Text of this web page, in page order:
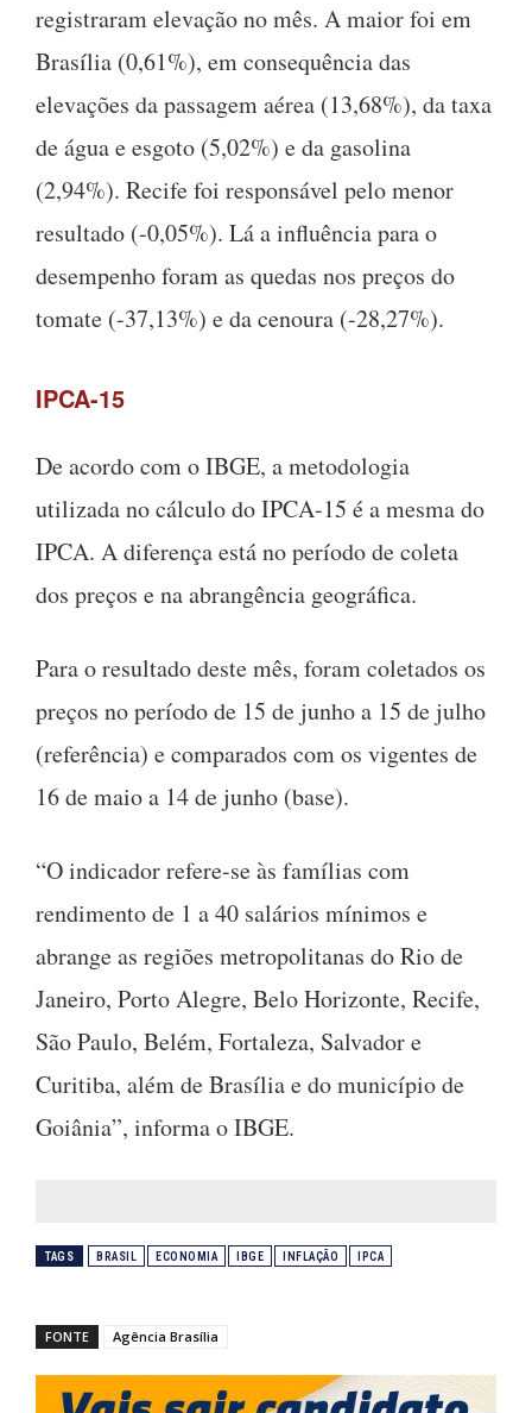
registraram elevação no mês. A maior foi em
Brasília (0,61%), em consequência das
elevações da passagem aérea (13,68%), da taxa
de água e esgoto (5,02%) e da gasolina
(2,94%). Recife foi responsável pelo menor
resultado (-0,05%). Lá a influência para o
desempenho foram as quedas nos preços do
tomate (-37,13%) e da cenoura (-28,27%).
IPCA-15
De acordo com o IBGE, a metodologia
utilizada no cálculo do IPCA-15 é a mesma do
IPCA. A diferença está no período de coleta
dos preços e na abrangência geográfica.
Para o resultado deste mês, foram coletados os
preços no período de 15 de junho a 15 de julho
(referência) e comparados com os vigentes de
16 de maio a 14 de junho (base).
“O indicador refere-se às famílias com
rendimento de 1 a 40 salários mínimos e
abrange as regiões metropolitanas do Rio de
Janeiro, Porto Alegre, Belo Horizonte, Recife,
São Paulo, Belém, Fortaleza, Salvador e
Curitiba, além de Brasília e do município de
Goiânia”, informa o IBGE.
TAGS BRASIL ECONOMIA IBGE INFLAÇÃO IPCA
FONTE Agência Brasília